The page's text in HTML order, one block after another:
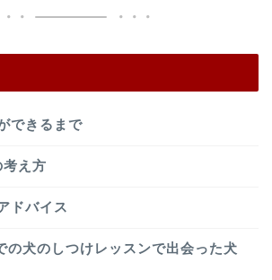
できるまで
え方
ドバイス
犬のしつけレッスンで出会った犬